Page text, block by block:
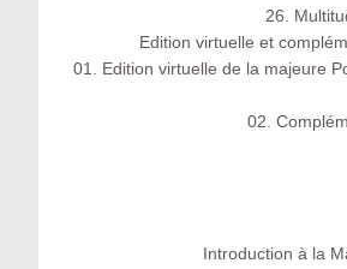
26.
Edition virtuelle et
01. Edition virtuelle de la majeure
02.
Introduction à la